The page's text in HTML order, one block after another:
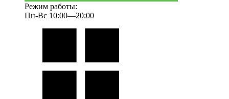
Режим работы:
Пн-Вс 10:00—20:00